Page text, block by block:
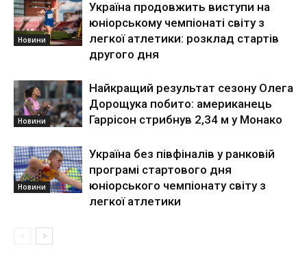
Новини
Україна продовжить виступи на
юніорському чемпіонаті світу з
легкої атлетики: розклад стартів
другого дня
Новини
Найкращий результат сезону Олега
Дорощука побито: американець
Гаррісон стрибнув 2,34 м у Монако
Новини
Україна без півфіналів у ранковій
програмі стартового дня
юніорського чемпіонату світу з
легкої атлетики